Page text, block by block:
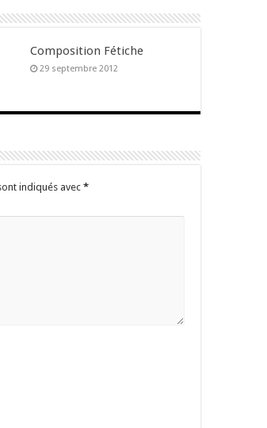
Composition Fétiche
29 septembre 2012
indiqués avec *